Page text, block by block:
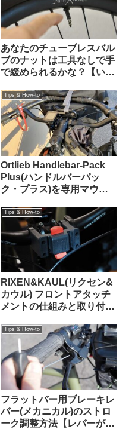
あなたのチューブレスバル
ブのナットは工具なしで手
で緩められるかな？【いま
Tips & How-to
Ortlieb Handlebar-Pack
Plus(ハンドルバーパッ
ク・プラス)を専用マウン
クに置いてみた
Tips & How-to
RIXEN&KAUL(リクセン&
カウル) フロントアタッチ
メントの仕組みと取り付け
Tips & How-to
フラットバー用ブレーキレ
バー(メカニカル)のストロ
ーク調整方法【レバーが遠